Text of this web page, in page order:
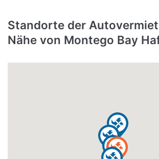
Standorte der
Nähe von Montego Bay